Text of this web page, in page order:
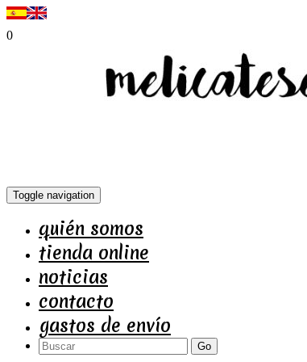
0
Toggle navigation
quién somos
tienda online
noticias
contacto
gastos de envío
Go